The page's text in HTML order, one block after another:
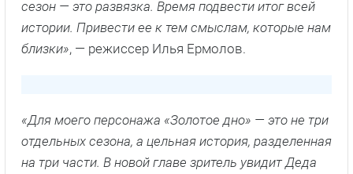
сезон — это развязка. Время подвести итог всей
истории. Привести ее к тем смыслам, которые нам
близки», — режиссер Илья Ермолов.
«Для моего персонажа «Золотое дно» — это не три
отдельных сезона, а цельная история, разделенная
на три части. В новой главе зритель увидит Деда